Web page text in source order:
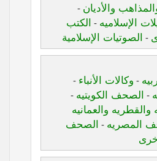
والأديان -
الإسلاميه - الكتب
- الصوتيات الإسلامية
- وكالات الأنباء -
- الصحف الكويتيه -
والقطريه والعمانيه
المصريه - الصحف